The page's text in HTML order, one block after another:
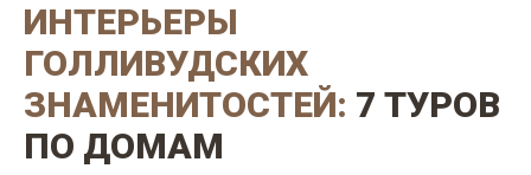
ИНТЕРЬЕРЫ
ГОЛЛИВУДСКИХ
ЗНАМЕНИТОСТЕЙ: 7 ТУРОВ
ПО ДОМАМ